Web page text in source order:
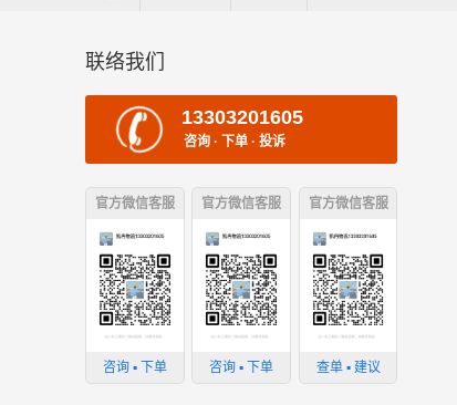
联络我们
13303201605
咨询 · 下单 · 投诉
官方微信客服
咨询 ▪ 下单
官方微信客服
咨询 ▪ 下单
官方微信客服
查单 ▪ 建议